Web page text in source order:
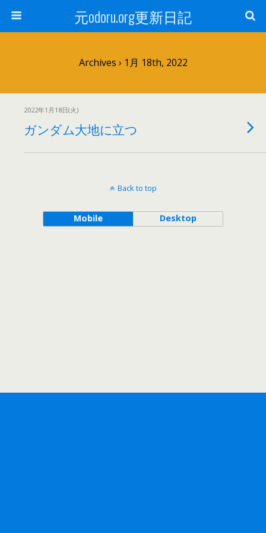
元odoru.org更新日記
Archives › 1月 18th, 2022
2022年1月18日(火)
ガンダム大地に立つ
Back to top
Mobile Desktop